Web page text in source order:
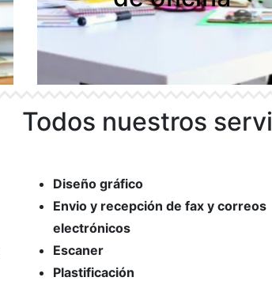
Todos nuestros
Diseño gráfico
Envio y recepción de fax y correos
electrónicos
Escaner
Plastificación